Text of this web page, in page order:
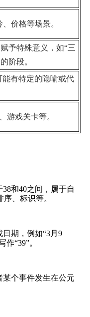
价格等场景。
予特殊意义，如“三
阶段。
能有特定的隐喻或代
游戏关卡等。
和40之间，属于自
、标识等。
期，例如“3月9
“39”。
某个事件发生在公元